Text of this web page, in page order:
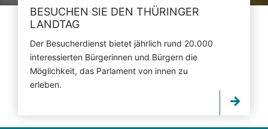
BESUCHEN SIE DEN THÜRINGER
LANDTAG
Der Besucherdienst bietet jährlich rund 20.000
interessierten Bürgerinnen und Bürgern die
Möglichkeit, das Parlament von innen zu
erleben.